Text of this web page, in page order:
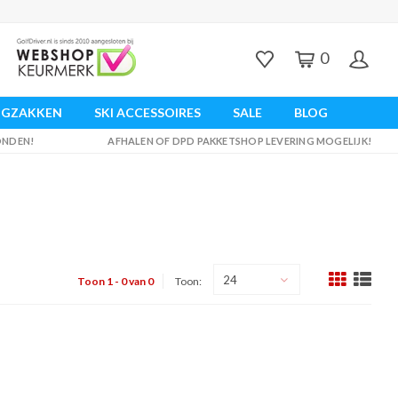
0
SKI ACCESSOIRES SALE BLOG
AFHALEN OF DPD PAKKETSHOP LEVERING MOGELIJK!
Toon 1 - 0 van 0 Toon: 24